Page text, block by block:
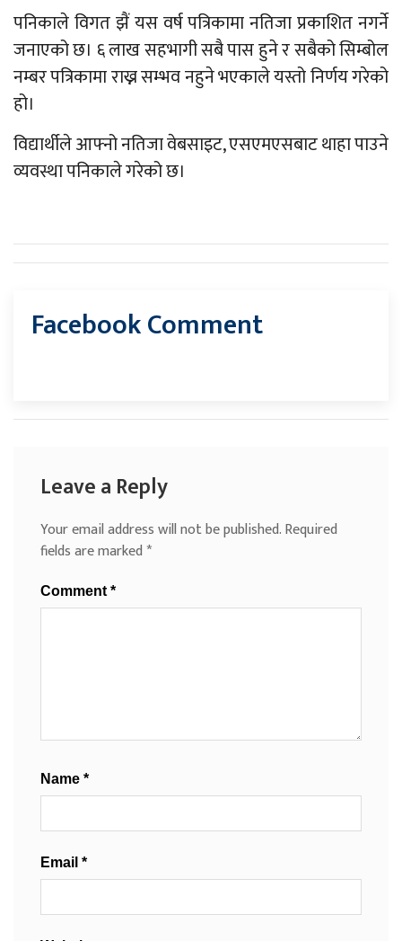
पनिकाले विगत झैं यस वर्ष पत्रिकामा नतिजा प्रकाशित नगर्ने
जनाएको छ। ६ लाख सहभागी सबै पास हुने र सबैको सिम्बोल
नम्बर पत्रिकामा राख्न सम्भव नहुने भएकाले यस्तो निर्णय गरेको
हो।
विद्यार्थीले आफ्नो नतिजा वेबसाइट, एसएमएसबाट थाहा पाउने
व्यवस्था पनिकाले गरेको छ।
Facebook Comment
Leave a Reply
Your email address will not be published.Required
fields are marked*
Comment *
Name *
Email *